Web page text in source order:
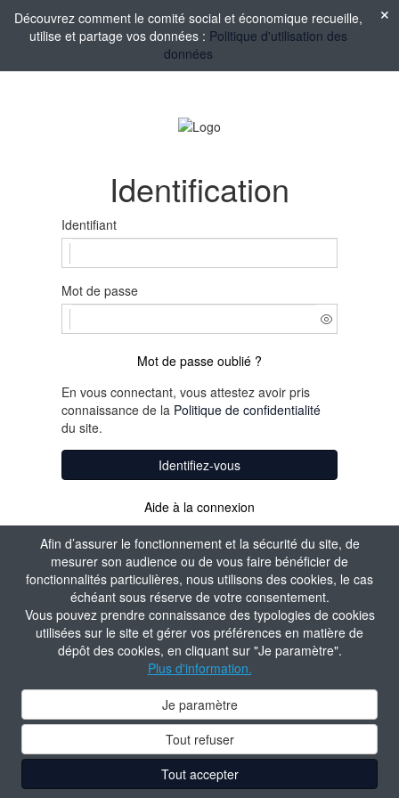
Afin d’assurer le fonctionnement et la sécurité du site, de
mesurer son audience ou de vous faire bénéficier de
fonctionnalités particulières, nous utilisons des cookies, le cas
échéant sous réserve de votre consentement.
Vous pouvez prendre connaissance des typologies de cookies
utilisées sur le site et gérer vos préférences en matière de
dépôt des cookies, en cliquant sur "Je paramètre".
Plus d'information.
Je paramètre
Tout refuser
Tout accepter
Découvrez comment le comité social et économique recueille,
utilise et partage vos données : Politique d'utilisation des
données
Identification
Identifiant
Mot de passe
Mot de passe oublié ?
En vous connectant, vous attestez avoir pris
connaissance de la Politique de confidentialité
du site.
Identifiez-vous
Aide à la connexion